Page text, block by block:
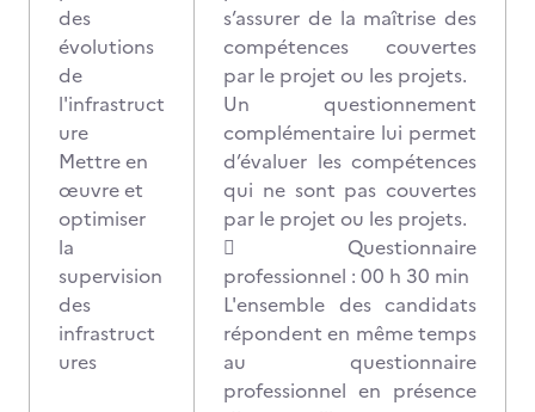
des
évolutions
de
l'infrastruct
ure
Mettre en
œuvre et
optimiser
la
supervision
des
infrastruct
ures
s’assurer de la maîtrise des
compétences couvertes
par le projet ou les projets.
Un questionnement
complémentaire lui permet
d’évaluer les compétences
qui ne sont pas couvertes
par le projet ou les projets.
 Questionnaire
professionnel : 00 h 30 min
L'ensemble des candidats
répondent en même temps
au questionnaire
professionnel en présence